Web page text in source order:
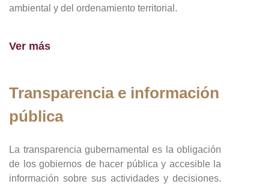
ambiental y del ordenamiento territorial.
Ver más
Transparencia e información
pública
La transparencia gubernamental es la obligación
de los gobiernos de hacer pública y accesible la
información sobre sus actividades y decisiones.